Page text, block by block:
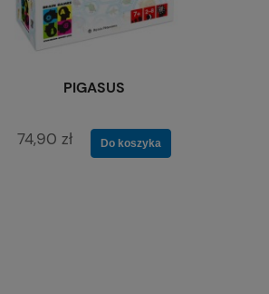
PIGASUS
74,90 zł Do koszyka